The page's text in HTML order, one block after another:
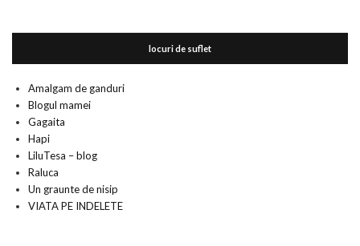
locuri de suflet
Amalgam de ganduri
Blogul mamei
Gagaita
Hapi
LiluTesa – blog
Raluca
Un graunte de nisip
VIATA PE INDELETE